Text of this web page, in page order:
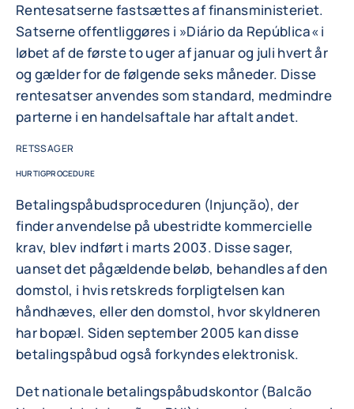
Rentesatserne fastsættes af finansministeriet.
Satserne offentliggøres i »Diário da República« i
løbet af de første to uger af januar og juli hvert år
og gælder for de følgende seks måneder. Disse
rentesatser anvendes som standard, medmindre
parterne i en handelsaftale har aftalt andet.
RETSSAGER
HURTIGPROCEDURE
Betalingspåbudsproceduren (Injunção), der
finder anvendelse på ubestridte kommercielle
krav, blev indført i marts 2003. Disse sager,
uanset det pågældende beløb, behandles af den
domstol, i hvis retskreds forpligtelsen kan
håndhæves, eller den domstol, hvor skyldneren
har bopæl. Siden september 2005 kan disse
betalingspåbud også forkyndes elektronisk.
Det nationale betalingspåbudskontor (Balcão